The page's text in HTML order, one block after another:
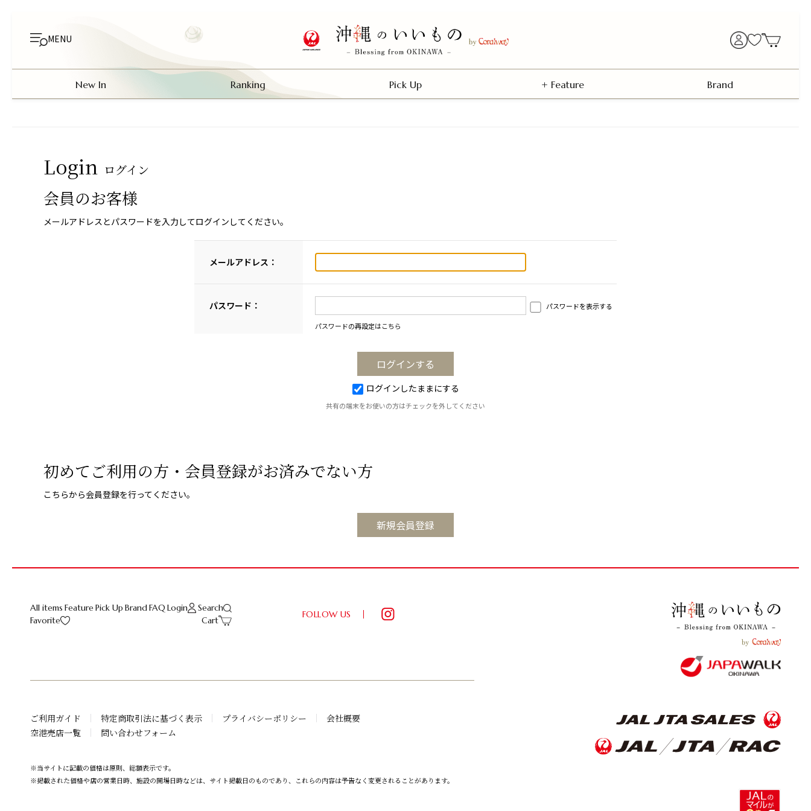
MENU
New In Ranking Pick Up + Feature Brand
Login ログイン
会員のお客様
メールアドレスとパスワードを入力してログインしてください。
メールアドレス：
パスワード： パスワードを表示する
パスワードの再設定はこちら
ログインしたままにする
共有の端末をお使いの方はチェックを外してください
All items FeaturePick Up BrandFAQ Login
Search
Favorite
Cart
FOLLOW US
ご利用ガイド 特定商取引法に基づく表示 プライバシーポリシー
会社概要
空港売店一覧
問い合わせフォーム
※当サイトに記載の価格は原則、総額表示です。
※掲載された価格や店の営業日時、施設の開場日時などは、サイト掲載日のものであり、これらの内容は予告なく変更されることがあります。